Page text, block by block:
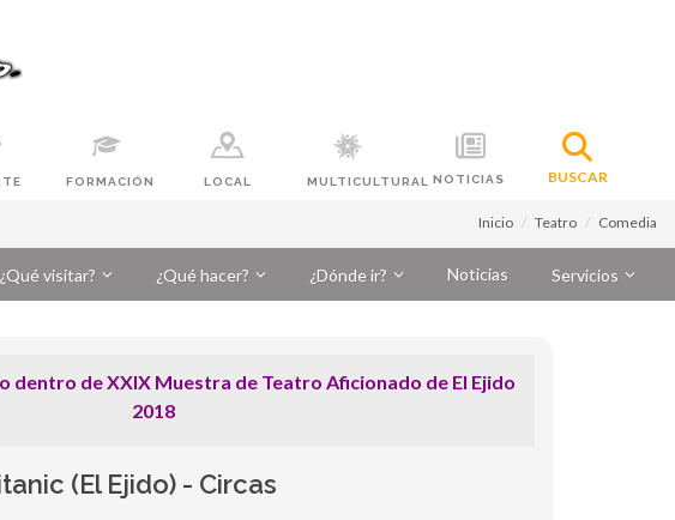
FORMACIÓN LOCAL MULTICULTURAL NOTICIAS BUSCAR
Inicio Teatro Comedia
¿Qué visitar? ¿Qué hacer? ¿Dónde ir? Noticias Servicios
dentro de XXIX Muestra de Teatro Aficionado de El Ejido
2018
(El Ejido) - Circas